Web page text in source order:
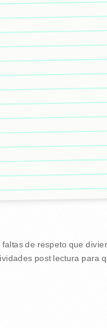
de respeto que
post lectura para